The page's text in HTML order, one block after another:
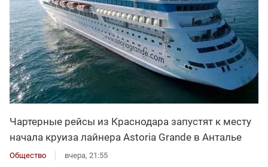
Чартерные рейсы из Краснодара запустят к месту
начала круиза лайнера Astoria Grande в Анталье
Общество вчера, 21:55